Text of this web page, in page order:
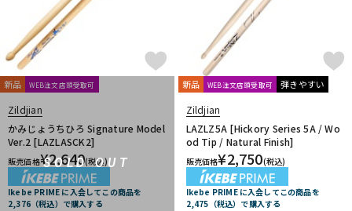
SOLD OUT
新品 WEB注文店頭受取可
Zildjian
かみじょうちひろ Signature Model
Ver.2 [LAZLASCK2]
販売価格¥2,640(税込)
Ikebe PRIME に入会してこの商品を
2,376（税込）で購入する
新品 WEB注文店頭受取可 弾きやすい
Zildjian
LAZLZ5A [Hickory Series 5A / Wo
od Tip / Natural Finish]
販売価格¥2,750(税込)
Ikebe PRIME に入会してこの商品を
2,475（税込）で購入する